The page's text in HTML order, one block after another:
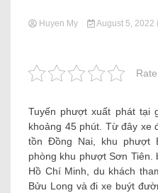
Huyen My August 5, 2022
Tuyến phượt xuất phát tại
khoảng 45 phút. Từ đây xe
tồn Đồng Nai, khu phượt
phòng khu phượt Sơn
Hồ Chí Minh, du khách
Bửu Long và đi xe buýt